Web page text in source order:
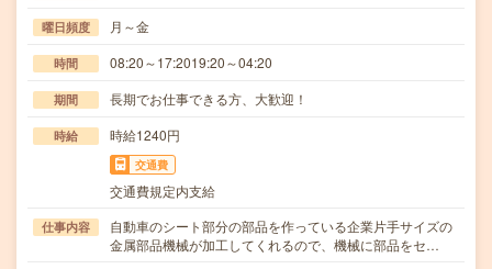
曜日頻度 月～金
時間 08:20～17:2019:20～04:20
期間 長期でお仕事できる方、大歓迎！
時給 時給1240円
交通費
交通費規定内支給
仕事内容
自動車のシート部分の部品を作っている企業片手サイズの
金属部品機械が加工してくれるので、機械に部品をセ…